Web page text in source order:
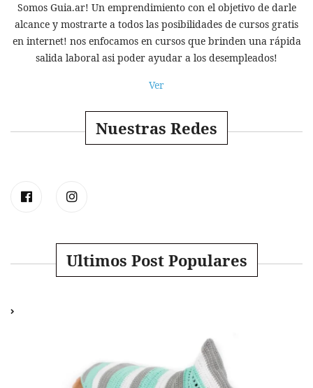
Somos Guia.ar! Un emprendimiento con el objetivo de darle
alcance y mostrarte a todos las posibilidades de cursos gratis
en internet! nos enfocamos en cursos que brinden una rápida
salida laboral asi poder ayudar a los desempleados!
Ver
Nuestras Redes
Ultimos Post Populares